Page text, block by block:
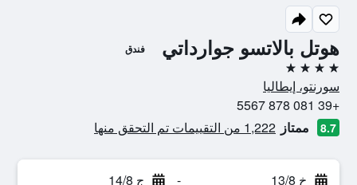
هوتل بالاتسو جوارداتي فندق
4 نجوم
سورنتو، إيطاليا
+39 081 878 5567
8.7 ممتاز 1,222 من التقييمات تم التحقق منها
خ 13/8 - ج 14/8